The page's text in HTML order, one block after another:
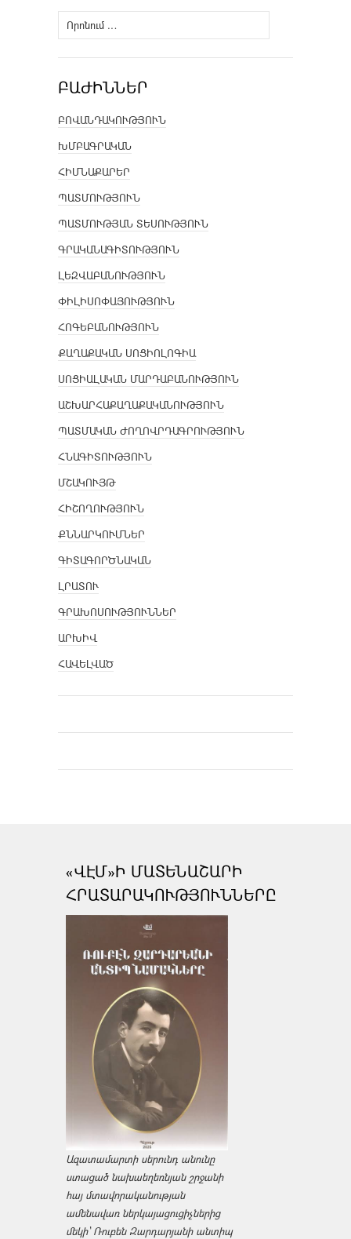
Որոնել՝
ԲԱԺԻՆՆԵՐ
ԲՈՎԱՆԴԱԿՈՒԹՅՈՒՆ
ԽՄԲԱԳՐԱԿԱՆ
ՀԻՄՆԱՔԱՐԵՐ
ՊԱՏՄՈՒԹՅՈՒՆ
ՊԱՏՄՈՒԹՅԱՆ ՏԵՍՈՒԹՅՈՒՆ
ԳՐԱԿԱՆԱԳԻՏՈՒԹՅՈՒՆ
ԼԵԶՎԱԲԱՆՈՒԹՅՈՒՆ
ՓԻԼԻՍՈՓԱՅՈՒԹՅՈՒՆ
ՀՈԳԵԲԱՆՈՒԹՅՈՒՆ
ՔԱՂԱՔԱԿԱՆ ՍՈՑԻՈԼՈԳԻԱ
ՍՈՑԻԱԼԱԿԱՆ ՄԱՐԴԱԲԱՆՈՒԹՅՈՒՆ
ԱՇԽԱՐՀԱՔԱՂԱՔԱԿԱՆՈՒԹՅՈՒՆ
ՊԱՏՄԱԿԱՆ ԺՈՂՈՎՐԴԱԳՐՈՒԹՅՈՒՆ
ՀՆԱԳԻՏՈՒԹՅՈՒՆ
ՄՇԱԿՈՒՅԹ
ՀԻՇՈՂՈՒԹՅՈՒՆ
ՔՆՆԱՐԿՈՒՄՆԵՐ
ԳԻՏԱԳՈՐԾՆԱԿԱՆ
ԼՐԱՏՈՒ
ԳՐԱԽՈՍՈՒԹՅՈՒՆՆԵՐ
ԱՐԽԻՎ
ՀԱՎԵԼՎԱԾ
«ՎԷՄ»Ի ՄԱՏԵՆԱՇԱՐԻ
ՀՐԱՏԱՐԱԿՈՒԹՅՈՒՆՆԵՐԸ
Ազատամարտի սերունդ անունը
ստացած նախաեղեռնյան շրջանի
հայ մտավորականության
ամենավառ ներկայացուցիչներից
մեկի՝ Ռուբեն Զարդարյանի անտիպ